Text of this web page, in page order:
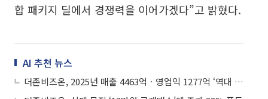
합 패키지 딜에서 경쟁력을 이어가겠다”고 밝혔다.
AI 추천 뉴스
더존비즈온, 2025년 매출 4463억ㆍ영업익 1277억 ‘역대 최대’ 실적 달성